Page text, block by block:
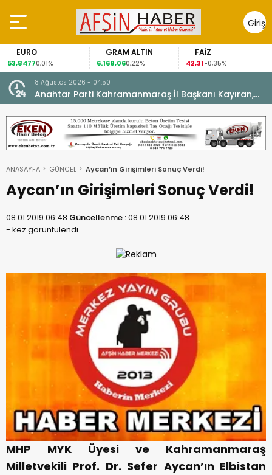
Giriş
Yap
0,01%
GRAM ALTIN
6.168,060,22%
FAİZ
42,31 -0,35%
8 Ağustos 2026 - 04:50
Anahtar Parti Kahramanmaraş İl Başkanı Kayıran,
Afşin Teşkilatı ile buluştu.
ANASAYFA GÜNCEL Aycan’ın Girişimleri Sonuç Verdi!
Aycan’ın Girişimleri Sonuç Verdi!
08.01.2019 06:48 Güncellenme :08.01.2019 06:48
- kez görüntülendi
MHP MYK Üyesi ve Kahramanmaraş
Milletvekili Prof. Dr. Sefer Aycan’ın Elbistan